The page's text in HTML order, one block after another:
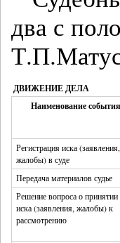
два с
ДВИЖЕНИЕ ДЕЛА
Наименование события
Регистрация иска (заявления,
жалобы) в суде
Передача материалов судье
Решение вопроса о принятии
иска (заявления, жалобы) к
рассмотрению